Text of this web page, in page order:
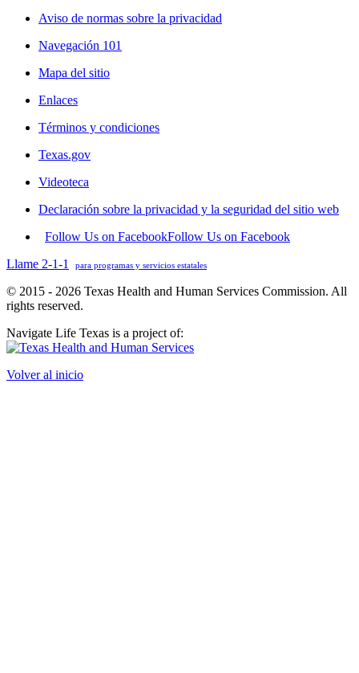
Aviso de normas sobre la privacidad
Navegación 101
Mapa del sitio
Enlaces
Términos y condiciones
Texas.gov
Videoteca
Declaración sobre la privacidad y la seguridad del sitio web
Follow Us on FacebookFollow Us on Facebook
Llame 2-1-1
para programas y servicios estatales
© 2015 - 2026 Texas Health and Human Services Commission. All
rights reserved.
Navigate Life Texas is a project of:
Volver al inicio